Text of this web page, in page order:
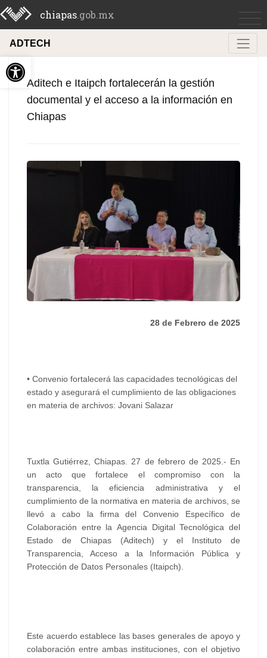
chiapas.gob.mx
ADTECH
Abrir barra de herramientas
Aditech e Itaipch fortalecerán la gestión
documental y el acceso a la información en
Chiapas
28 de Febrero de 2025
• Convenio fortalecerá las capacidades tecnológicas del
estado y asegurará el cumplimiento de las obligaciones
en materia de archivos: Jovani Salazar
Tuxtla Gutiérrez, Chiapas. 27 de febrero de 2025.- En
un acto que fortalece el compromiso con la
transparencia, la eficiencia administrativa y el
cumplimiento de la normativa en materia de archivos, se
llevó a cabo la firma del Convenio Específico de
Colaboración entre la Agencia Digital Tecnológica del
Estado de Chiapas (Aditech) y el Instituto de
Transparencia, Acceso a la Información Pública y
Protección de Datos Personales (Itaipch).
Este acuerdo establece las bases generales de apoyo y
colaboración entre ambas instituciones, con el objetivo